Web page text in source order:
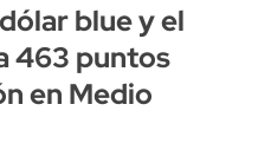
blue y el
463 puntos
en Medio